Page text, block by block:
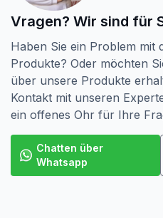
Verwendung für Metall auf
Spanplatten, Sperrholz,
Für die Verwendung in
Ist die gewünschte Größe
immer unser
Möglichkeiten.
Vragen? Wir sind für
Haben Sie ein Problem mit
Produkte? Oder möchten
über unsere Produkte
Kontakt mit unseren
ein offenes Ohr für Ihre
Chatten über
Whatsapp